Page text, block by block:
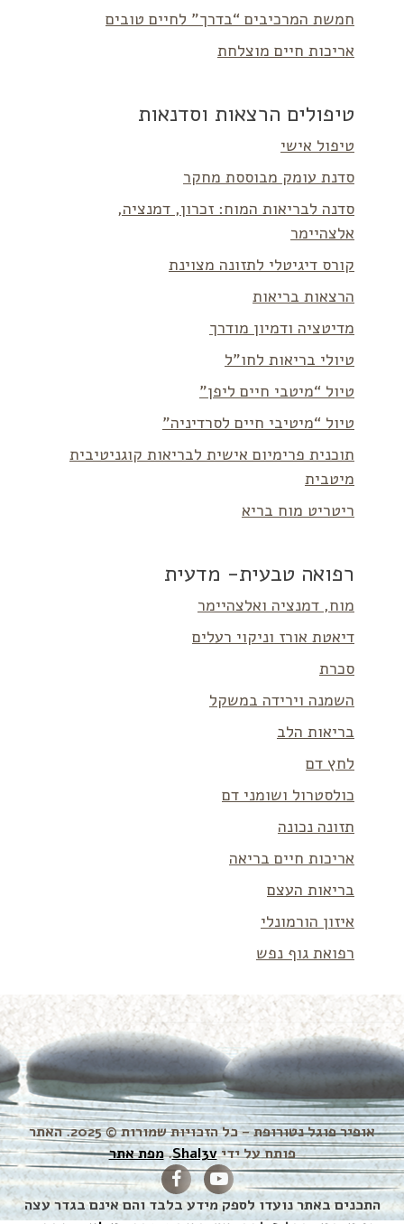
חמשת המרכיבים “בדרך” לחיים טובים
אריכות חיים מוצלחת
טיפולים הרצאות וסדנאות
טיפול אישי
סדנת עומק מבוססת מחקר
סדנה לבריאות המוח: זכרון, דמנציה,
אלצהיימר
קורס דיגיטלי לתזונה מצוינת
הרצאות בריאות
מדיטציה ודמיון מודרך
טיולי בריאות לחו”ל
טיול “מיטבי חיים ליפן”
טיול “מיטיבי חיים לסרדיניה”
תוכנית פרימיום אישית לבריאות קוגניטיבית
מיטבית
ריטריט מוח בריא
רפואה טבעית- מדעית
מוח, דמנציה ואלצהיימר
דיאטת אורז וניקוי רעלים
סכרת
השמנה וירידה במשקל
בריאות הלב
לחץ דם
כולסטרול ושומני דם
תזונה נכונה
אריכות חיים בריאה
בריאות העצם
איזון הורמונלי
רפואת גוף נפש
אופיר פוגל נטורופת – כל הזכויות שמורות © 2025. האתר
פותח על ידיShal3v
.מפת אתר
התכנים באתר נועדו לספק מידע בלבד והם אינם בגדר עצה